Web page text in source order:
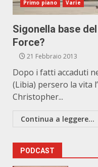
Primo piano Varie
Sigonella base
Force?
21 Febbraio 2013
Dopo i fatti accaduti
(Libia) persero la vita
Christopher...
Continua a leggere...
PODCAST